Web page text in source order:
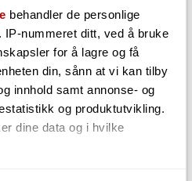
behandler de personlige
nummeret ditt, ved å bruke
for å lagre og få
din, sånn at vi kan tilby
innhold samt annonse- og
og produktutvikling.
dine data og i hvilke
STM32 Diamond Phase